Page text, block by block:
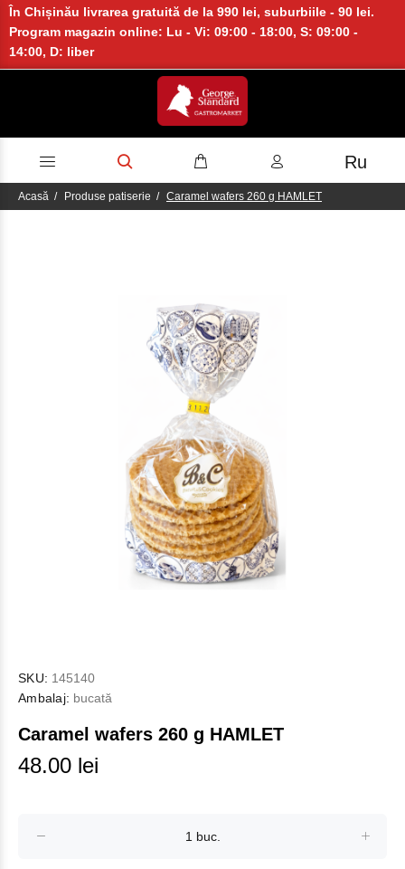
În Chișinău livrarea gratuită de la 990 lei, suburbiile - 90 lei.
Program magazin online: Lu - Vi: 09:00 - 18:00, S: 09:00 -
14:00, D: liber
Ru
Acasă Produse patiserie Caramel wafers 260 g HAMLET
SKU: 145140
Ambalaj: bucată
Caramel wafers 260 g HAMLET
48.00 lei